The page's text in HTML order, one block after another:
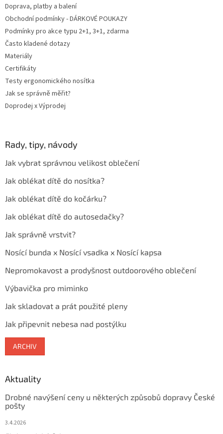
Doprava, platby a balení
Obchodní podmínky - DÁRKOVÉ POUKAZY
Podmínky pro akce typu 2+1, 3+1, zdarma
Často kladené dotazy
Materiály
Certifikáty
Testy ergonomického nosítka
Jak se správně měřit?
Doprodej x Výprodej
Rady, tipy, návody
Jak vybrat správnou velikost oblečení
Jak oblékat dítě do nosítka?
Jak oblékat dítě do kočárku?
Jak oblékat dítě do autosedačky?
Jak správně vrstvit?
Nosící bunda x Nosící vsadka x Nosící kapsa
Nepromokavost a prodyšnost outdoorového oblečení
Výbavička pro miminko
Jak skladovat a prát použité pleny
Jak připevnit nebesa nad postýlku
ARCHIV
Aktuality
Drobné navýšení ceny u některých způsobů dopravy České
pošty
3.4.2026